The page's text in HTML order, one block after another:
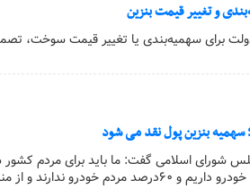
و تغییر قیمت بنزین
برای سهمیه‌بندی یا تغییر قیمت سوخت،
بنزین پول نقد می شود
شورای اسلامی گفت: ما باید برای مردم کشور